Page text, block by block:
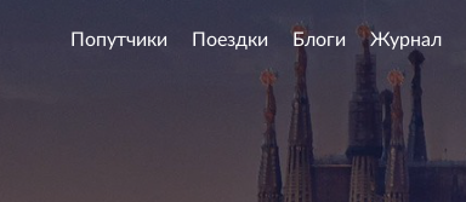
Попутчики Поездки Блоги Журнал